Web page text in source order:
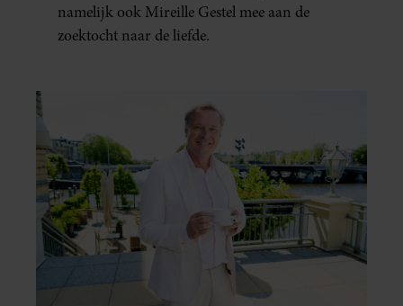
namelijk ook Mireille Gestel mee aan de
zoektocht naar de liefde.